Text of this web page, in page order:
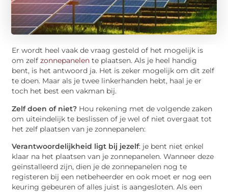
Er wordt heel vaak de vraag gesteld of het mogelijk is
om zelfzonnepanelen te plaatsen. Als je heel handig
bent, is het antwoord ja. Het is zeker mogelijk om dit zelf
te doen. Maar als je twee linkerhanden hebt, haal je er
toch het best een vakman bij.
Zelf doen of niet? Hou rekening met de volgende zaken
om uiteindelijk te beslissen of je wel of niet overgaat tot
het zelf plaatsen van je zonnepanelen:
Verantwoordelijkheid ligt bij jezelf: je bent niet enkel
klaar na het plaatsen van je zonnepanelen. Wanneer deze
geïnstalleerd zijn, dien je de zonnepanelen nog te
registeren bij een netbeheerder en ook moet er nog een
keuring gebeuren of alles juist is aangesloten. Als een